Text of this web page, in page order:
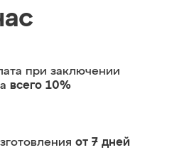
при заключении
всего 10%
от 7 дней